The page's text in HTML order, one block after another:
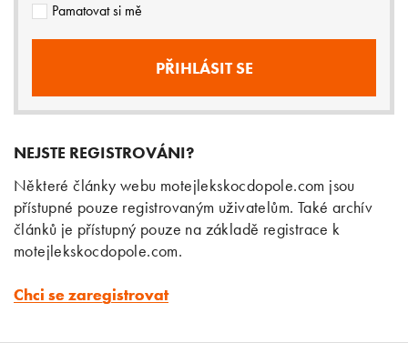
Pamatovat si mě
NEJSTE REGISTROVÁNI?
Některé články webu motejlekskocdopole.com jsou
přístupné pouze registrovaným uživatelům. Také archív
článků je přístupný pouze na základě registrace k
motejlekskocdopole.com.
Chci se zaregistrovat